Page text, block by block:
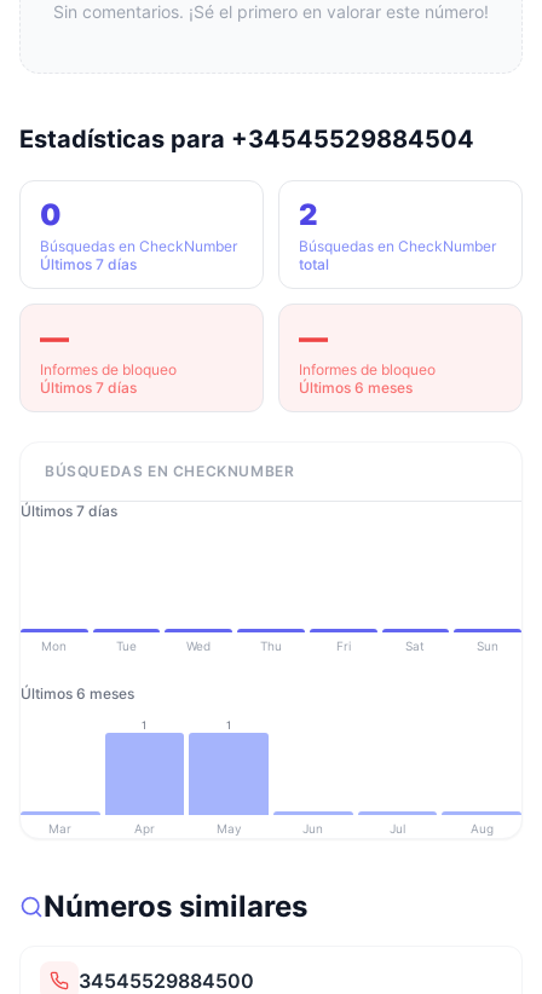
Sin comentarios. ¡Sé el primero en valorar este número!
Estadísticas para +34545529884504
0
Búsquedas en CheckNumber
Últimos 7 días
2
Búsquedas en CheckNumber
total
—
Informes de bloqueo
Últimos 7 días
—
Informes de bloqueo
Últimos 6 meses
BÚSQUEDAS EN CHECKNUMBER
Últimos 7 días
Mon Tue Wed Thu Fri Sat Sun
Últimos 6 meses
1 1
Mar Apr May Jun Jul Aug
Números similares
34545529884500